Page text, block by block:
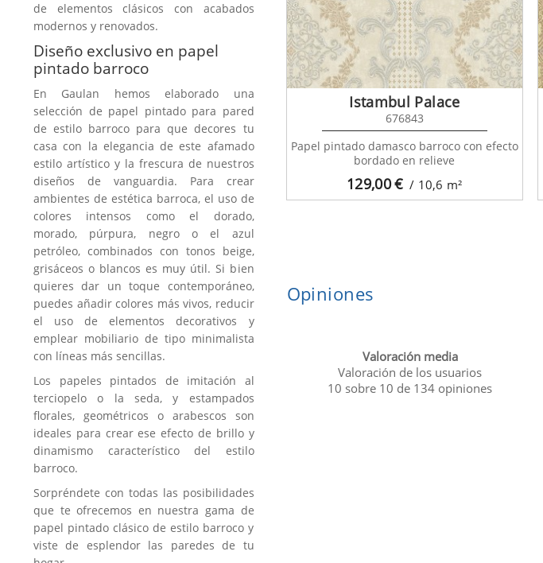
de elementos clásicos con acabados
modernos y renovados.
Diseño exclusivo en papel
pintado barroco
En Gaulan hemos elaborado una
selección de papel pintado para pared
de estilo barroco para que decores tu
casa con la elegancia de este afamado
estilo artístico y la frescura de nuestros
diseños de vanguardia. Para crear
ambientes de estética barroca, el uso de
colores intensos como el dorado,
morado, púrpura, negro o el azul
petróleo, combinados con tonos beige,
grisáceos o blancos es muy útil. Si bien
quieres dar un toque contemporáneo,
puedes añadir colores más vivos, reducir
el uso de elementos decorativos y
emplear mobiliario de tipo minimalista
con líneas más sencillas.
Los papeles pintados de imitación al
terciopelo o la seda, y estampados
florales, geométricos o arabescos son
ideales para crear ese efecto de brillo y
dinamismo característico del estilo
barroco.
Sorpréndete con todas las posibilidades
que te ofrecemos en nuestra gama de
papel pintado clásico de estilo barroco y
viste de esplendor las paredes de tu
129,00€ / 10,6 m²
Istambul Palace
676843
Papel pintado damasco barroco con efecto
bordado en relieve
Opiniones
Valoración media
Valoración de los usuarios
10 sobre 10 de 134 opiniones